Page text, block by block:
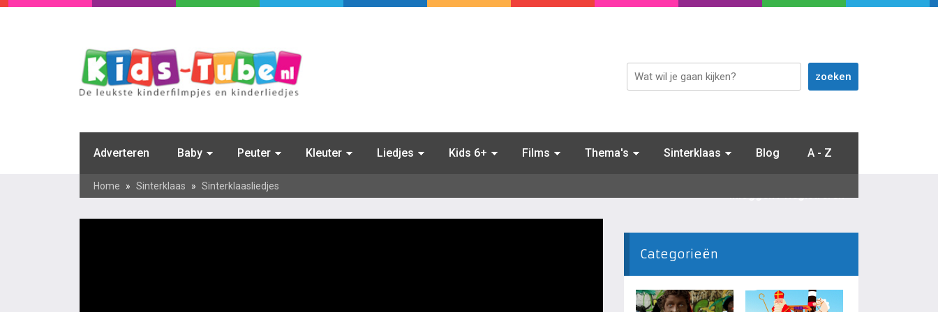
Adverteren Baby Peuter Kleuter Liedjes Kids 6+ Films Thema's Sinterklaas Blog A - Z
Inloggen / Registreren
Home » Sinterklaas » Sinterklaasliedjes
Categorieën